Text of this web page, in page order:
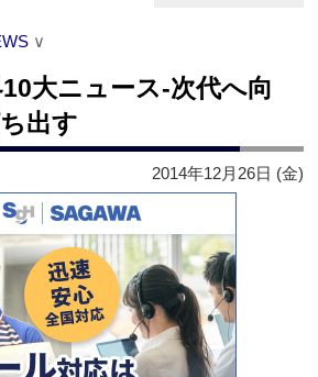
∨
大ニュース‐次代へ向
出す
2014年12月26日 (金)